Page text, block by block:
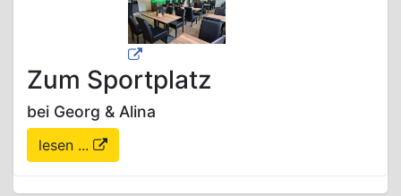
Zum Sportplatz
bei Georg & Alina
lesen ...